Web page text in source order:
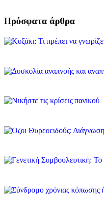
Πρόσφατα άρθρα